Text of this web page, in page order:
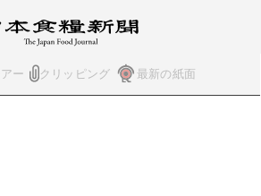
ー クリッピング 最新の紙面